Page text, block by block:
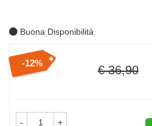
Buona Disponibilità
Sconto
12%
€ 36,90
- +